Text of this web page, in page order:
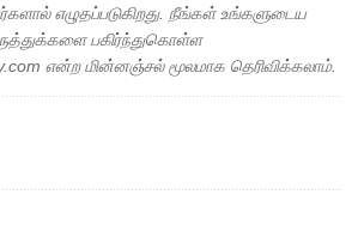
எழுதப்படுகிறது. நீங்கள் உங்களுடைய
பகிர்ந்துகொள்ள
என்ற மின்னஞ்சல் மூலமாக தெரிவிக்கலாம்.